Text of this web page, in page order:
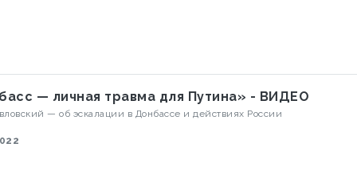
— личная травма для Путина» - ВИДЕО
— об эскалации в Донбассе и действиях России